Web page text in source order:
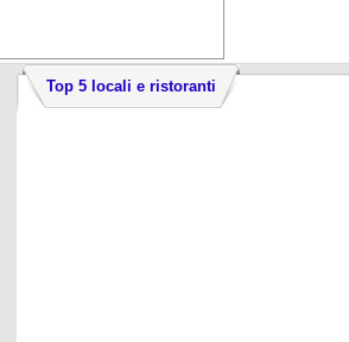
Top 5 locali e ristoranti